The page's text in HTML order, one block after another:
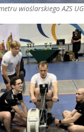
wioślarskiego AZS UG